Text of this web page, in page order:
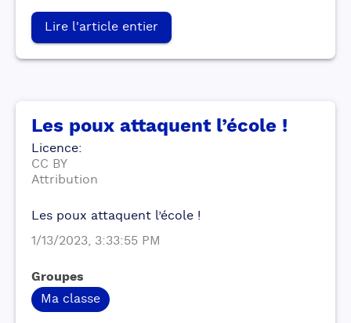
Lire l'article entier
Les poux attaquent l’école !
Licence:
CC BY
Attribution
Les poux attaquent l’école !
1/13/2023, 3:33:55 PM
Groupes
Ma classe